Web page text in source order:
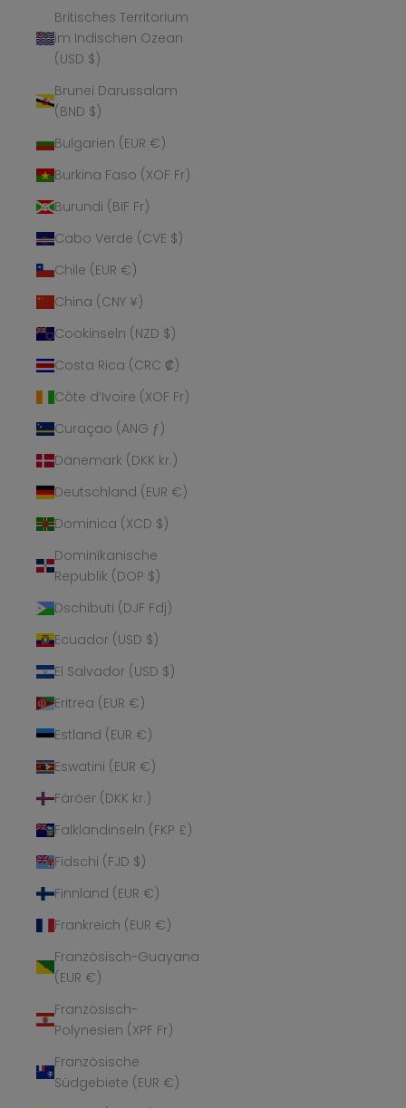
Britisches Territorium
im Indischen Ozean
(USD $)
Brunei Darussalam
(BND $)
Bulgarien (EUR €)
Burkina Faso (XOF Fr)
Burundi (BIF Fr)
Cabo Verde (CVE $)
Chile (EUR €)
China (CNY ¥)
Cookinseln (NZD $)
Costa Rica (CRC ₡)
Côte d’Ivoire (XOF Fr)
Curaçao (ANG ƒ)
Dänemark (DKK kr.)
Deutschland (EUR €)
Dominica (XCD $)
Dominikanische
Republik (DOP $)
Dschibuti (DJF Fdj)
Ecuador (USD $)
El Salvador (USD $)
Eritrea (EUR €)
Estland (EUR €)
Eswatini (EUR €)
Färöer (DKK kr.)
Falklandinseln (FKP £)
Fidschi (FJD $)
Finnland (EUR €)
Frankreich (EUR €)
Französisch-Guayana
(EUR €)
Französisch-
Polynesien (XPF Fr)
Französische
Südgebiete (EUR €)